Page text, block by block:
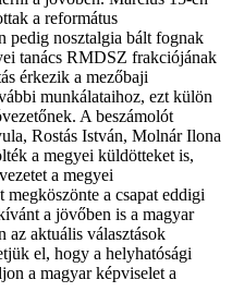
a református
pedig nosztalgia bált fognak
tanács RMDSZ frakciójának
érkezik a mezőbaji
munkálataihoz, ezt külön
A beszámolót
Rostás István, Molnár Ilona
a megyei küldötteket is,
a megyei
a csapat eddigi
a jövőben is a magyar
az aktuális választások
el, hogy a helyhatósági
a magyar képviselet a